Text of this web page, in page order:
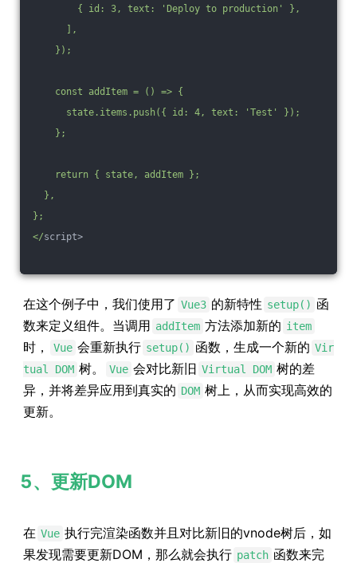
{ id: 3, text: 'Deploy to production' },
],
});
const addItem = () => {
state.items.push({ id: 4, text: 'Test' });
};
return { state, addItem };
},
};
</script>
在这个例子中，我们使用了 Vue3 的新特性 setup() 函
数来定义组件。当调用 addItem 方法添加新的 item
时， Vue 会重新执行 setup() 函数，生成一个新的 Vir
tual DOM 树。 Vue 会对比新旧 Virtual DOM 树的差
异，并将差异应用到真实的 DOM 树上，从而实现高效的
更新。
5、更新DOM
在 Vue 执行完渲染函数并且对比新旧的vnode树后，如
果发现需要更新DOM，那么就会执行 patch 函数来完